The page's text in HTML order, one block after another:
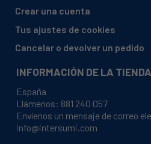
Crear una cuenta
Tus ajustes de cookies
Cancelar o devolver un pedido
INFORMACIÓN DE LA TIENDA
España
Llámenos: 881 240 057
Envíenos un mensaje de correo
info@intersumi.com